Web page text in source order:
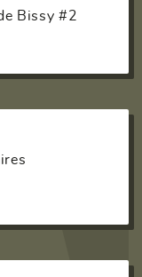
Bissy #2